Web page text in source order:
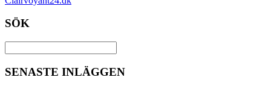
SÖK
SENASTE INLÄGGEN